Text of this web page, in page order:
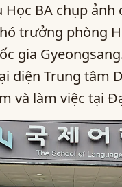
BA chụp ảnh
trưởng phòng
gia
diện Trung tâm
và làm việc tại